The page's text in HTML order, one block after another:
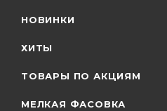
НОВИНКИ
ХИТЫ
ТОВАРЫ ПО АКЦИЯМ
МЕЛКАЯ ФАСОВКА